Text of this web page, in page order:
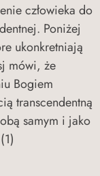
człowieka do
Poniżej
ukonkretniają
mówi, że
Bogiem
transcendentną
samym i jako